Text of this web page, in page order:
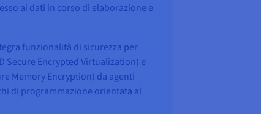
ai dati in corso di elaborazione e
funzionalità di sicurezza per
Secure Encrypted Virtualization) e
Memory Encryption) da agenti
di programmazione orientata al